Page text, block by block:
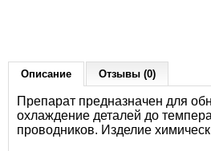
Описание Отзывы (0)
Препарат предназначен для
охлаждение деталей до
проводников. Изделие